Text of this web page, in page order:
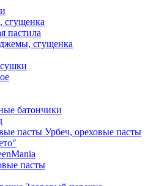
сгущенка
пастила
сгущенка
батончики
Урбеч, ореховые пасты
пасты